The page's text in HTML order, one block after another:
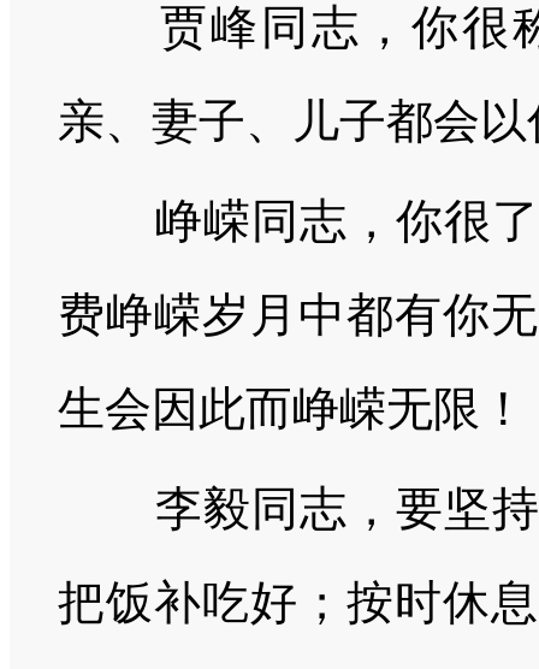
贾峰同志，你很称
亲、妻子、儿子都会
峥嵘同志，你很了
费峥嵘岁月中都有你
生会因此而峥嵘无限！
李毅同志，要坚持
把饭补吃好；按时休